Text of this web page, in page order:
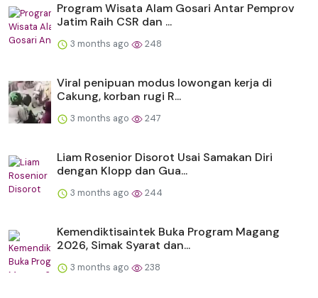
Program Wisata Alam Gosari Antar Pemprov
Jatim Raih CSR dan ...
3 months ago 248
Viral penipuan modus lowongan kerja di
Cakung, korban rugi R...
3 months ago 247
Liam Rosenior Disorot Usai Samakan Diri
dengan Klopp dan Gua...
3 months ago 244
Kemendiktisaintek Buka Program Magang
2026, Simak Syarat dan...
3 months ago 238